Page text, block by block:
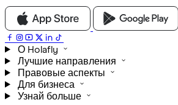
О Holafly
Лучшие направления
Правовые аспекты
Для бизнеса
Узнай больше